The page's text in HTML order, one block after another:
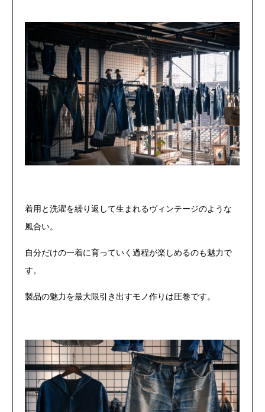
着用と洗濯を繰り返して生まれるヴィンテージのような
風合い。
自分だけの一着に育っていく過程が楽しめるのも魅力で
す。
製品の魅力を最大限引き出すモノ作りは圧巻です。